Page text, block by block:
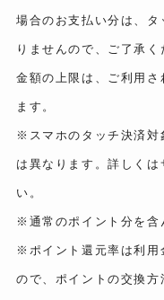
場合のお支払い分は、
りませんので、ご了承
金額の上限は、ご利用
ます。
※スマホのタッチ決済対
は異なります。詳しく
い。
※通常のポイント分を含
※ポイント還元率は利用
ので、ポイントの交換